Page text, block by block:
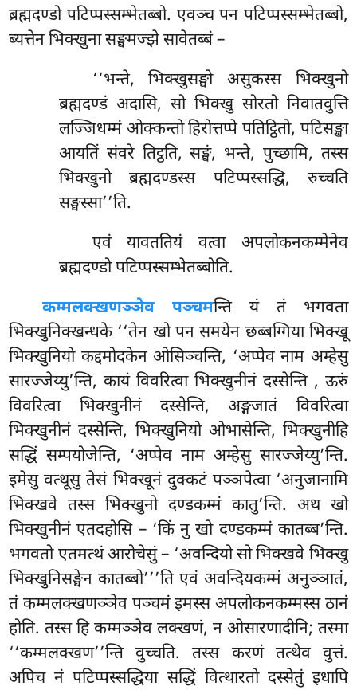
ब्रह्मदण्डो पटिप्पस्सम्भेतब्बो. एवञ्च पन पटिप्पस्सम्भेतब्बो,
ब्यत्तेन भिक्खुना सङ्घमज्झे सावेतब्बं –
‘‘भन्ते, भिक्खुसङ्घो असुकस्स भिक्खुनो
ब्रह्मदण्डं अदासि, सो भिक्खु सोरतो निवातवुत्ति
लज्जिधम्मं ओक्कन्तो हिरोत्तप्पे पतिट्ठितो, पटिसङ्खा
आयतिं संवरे तिट्ठति, सङ्घं, भन्ते, पुच्छामि, तस्स
भिक्खुनो ब्रह्मदण्डस्स पटिप्पस्सद्धि, रुच्चति
सङ्घस्सा’’ति.
एवंयावततियं वत्वा अपलोकनकम्मेनेव
ब्रह्मदण्डो पटिप्पस्सम्भेतब्बोति.
कम्मलक्खणञ्ञेव पञ्चमन्ति यं तं भगवता
भिक्खुनिक्खन्धके ‘‘तेन खो पन समयेन छब्बग्गिया भिक्खू
भिक्खुनियो कद्दमोदकेन ओसिञ्चन्ति, ‘अप्पेव नाम अम्हेसु
सारज्जेय्यु’न्ति, कायं विवरित्वा भिक्खुनीनं दस्सेन्ति , ऊरुं
विवरित्वा भिक्खुनीनं दस्सेन्ति, अङ्गजातं विवरित्वा
भिक्खुनीनं दस्सेन्ति, भिक्खुनियो ओभासेन्ति, भिक्खुनीहि
सद्धिं सम्पयोजेन्ति, ‘अप्पेव नाम अम्हेसु सारज्जेय्यु’न्ति.
इमेसु वत्थूसु तेसं भिक्खूनं दुक्कटं पञ्ञपेत्वा ‘अनुजानामि
भिक्खवे तस्स भिक्खुनो दण्डकम्मं कातु’न्ति. अथ खो
भिक्खुनीनं एतदहोसि – ‘किं नु खो दण्डकम्मं कातब्ब’न्ति.
भगवतो एतमत्थं आरोचेसुं – ‘अवन्दियो सो भिक्खवे भिक्खु
भिक्खुनिसङ्घेन कातब्बो’’’ति एवं अवन्दियकम्मं अनुञ्ञातं,
तं कम्मलक्खणञ्ञेव पञ्चमं इमस्स अपलोकनकम्मस्स ठानं
होति. तस्स हि कम्मञ्ञेव लक्खणं, न ओसारणादीनि; तस्मा
‘‘कम्मलक्खण’’न्ति वुच्चति. तस्स करणं तत्थेव वुत्तं.
अपिच नं पटिप्पस्सद्धिया सद्धिं वित्थारतो दस्सेतुं इधापि